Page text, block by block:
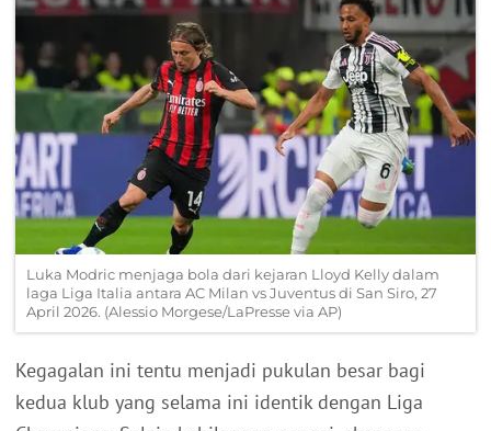
Luka Modric menjaga bola dari kejaran Lloyd Kelly dalam
laga Liga Italia antara AC Milan vs Juventus di San Siro, 27
April 2026. (Alessio Morgese/LaPresse via AP)
Kegagalan ini tentu menjadi pukulan besar bagi
kedua klub yang selama ini identik dengan Liga